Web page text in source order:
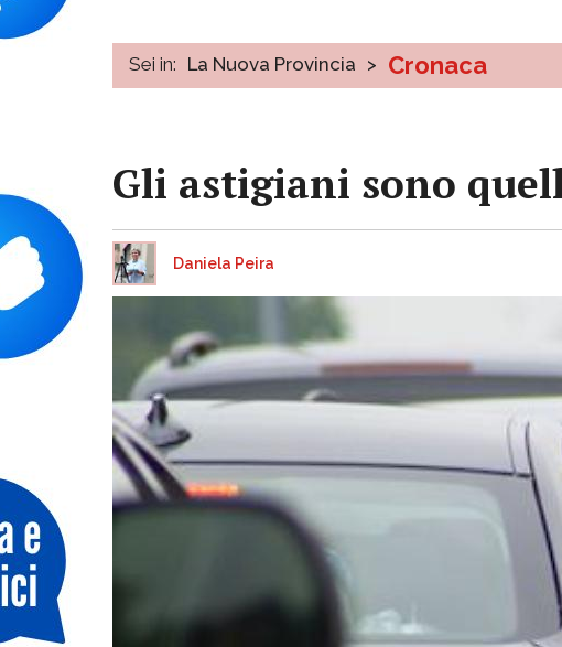
Sei in: La Nuova Provincia > Cronaca
Gli astigiani sono
Daniela Peira